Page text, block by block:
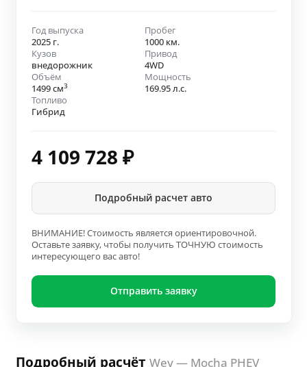
Год выпуска
2025 г.
Пробег
1000 км.
Кузов
внедорожник
Привод
4WD
Объём
1499 см3
Мощность
169.95 л.с.
Топливо
Гибрид
4 109 728 ₽
Подробный расчет авто
ВНИМАНИЕ! Стоимость является ориентировочной.
Оставьте заявку, чтобы получить ТОЧНУЮ стоимость
интересующего вас авто!
Отправить заявку
Подробный расчёт Wey — Mocha PHEV